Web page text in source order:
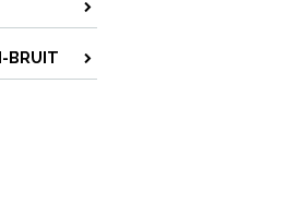
BRUIT